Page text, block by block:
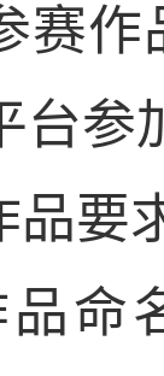
赛
台参
品要
品命